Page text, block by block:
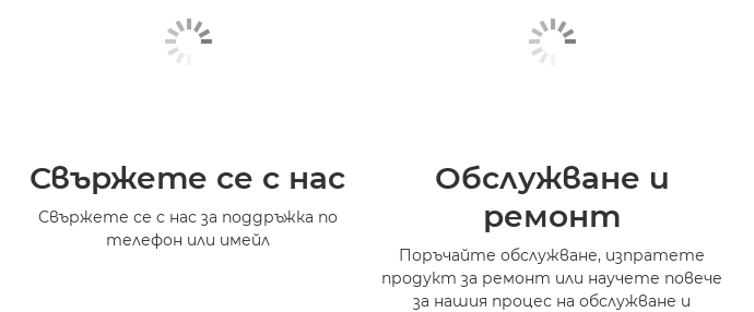
Свържете се с нас
Свържете се с нас за поддръжка по
телефон или имейл
Обслужване и
ремонт
Поръчайте обслужване, изпратете
продукт за ремонт или научете повече
за нашия процес на обслужване и